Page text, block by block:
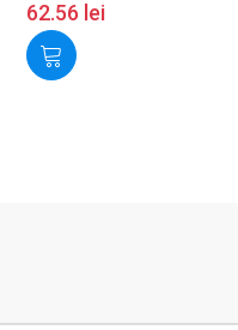
62.56 lei